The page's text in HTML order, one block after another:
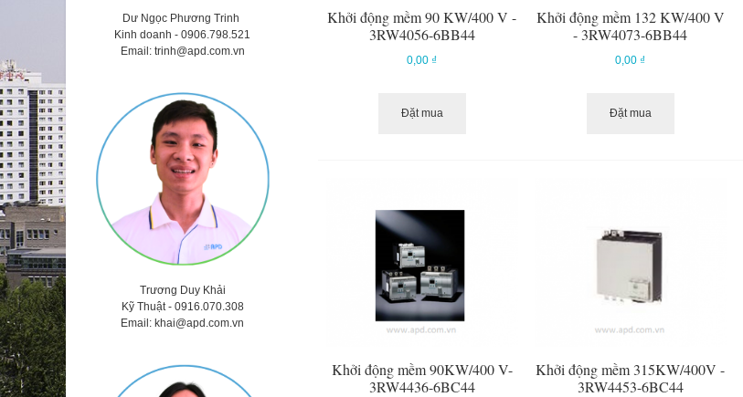
Khởi động mềm 90 KW/400 V -
3RW4056-6BB44
0,00 ₫
Đặt mua
Khởi động mềm 132 KW/400 V
- 3RW4073-6BB44
0,00 ₫
Đặt mua
Khởi động mềm 90KW/400 V-
3RW4436-6BC44
Khởi động mềm 315KW/400V -
3RW4453-6BC44
Dư Ngọc Phương Trinh
Kinh doanh - 0906.798.521
Email: trinh@apd.com.vn
Trương Duy Khải
Kỹ Thuật - 0916.070.308
Email:khai@apd.com.vn